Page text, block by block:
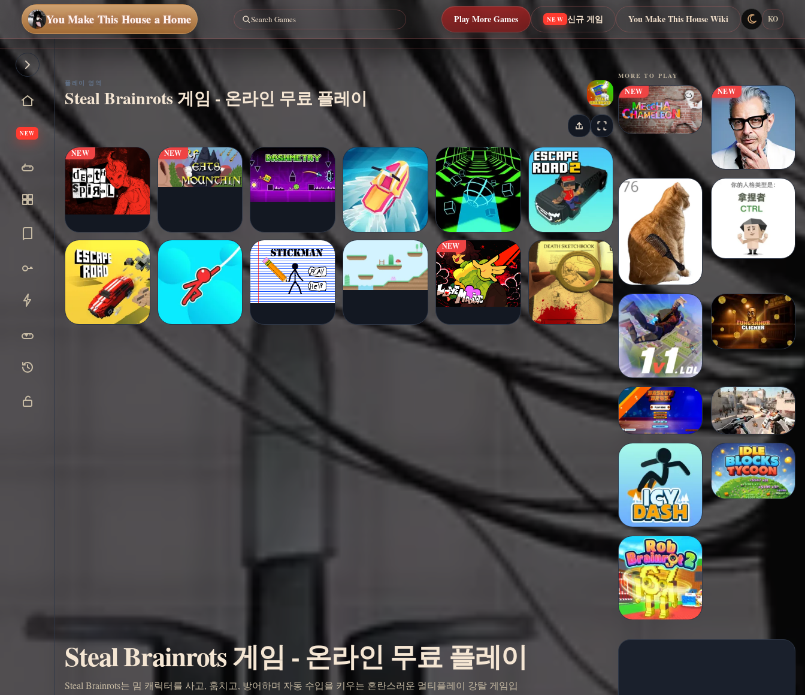
You Make This House a Home Play More Games NEW 신규 게임 You Make This House Wiki KO
NEW▶ 지금 플
레이
플레이 영역
Steal Brainrots 게임 - 온라인 무료 플레이
NEW NEW
NEW
MORE TO PLAY
NEW NEW
Steal Brainrots 게임 - 온라인 무료 플레이
Steal Brainrots는 밈 캐릭터를 사고, 훔치고, 방어하며 자동 수입을 키우는 혼란스러운 멀티플레이 강탈 게임입